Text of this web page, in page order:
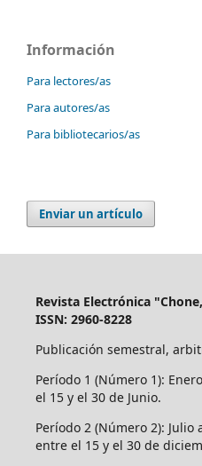
Información
Para lectores/as
Para autores/as
Para bibliotecarios/as
Enviar un artículo
Revista Electrónica
ISSN: 2960-8228
Publicación semestral,
Período 1 (Número 1):
el 15 y el 30 de Junio.
Período 2 (Número 2):
entre el 15 y el 30 de